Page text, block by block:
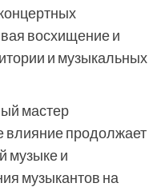
восхищение и
и музыкальных
мастер
влияние продолжает
музыке и
музыкантов на